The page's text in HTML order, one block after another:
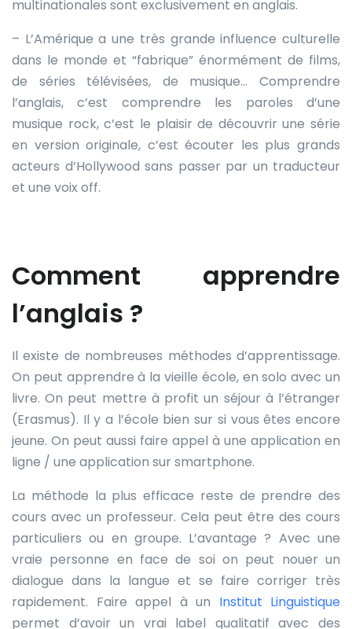
multinationales sont exclusivement en anglais.
– L’Amérique a une très grande influence culturelle
dans le monde et “fabrique” énormément de films,
de séries télévisées, de musique… Comprendre
l’anglais, c’est comprendre les paroles d’une
musique rock, c’est le plaisir de découvrir une série
en version originale, c’est écouter les plus grands
acteurs d’Hollywood sans passer par un traducteur
et une voix off.
Comment apprendre
l’anglais ?
Il existe de nombreuses méthodes d’apprentissage.
On peut apprendre à la vieille école, en solo avec un
livre. On peut mettre à profit un séjour à l’étranger
(Erasmus). Il y a l’école bien sur si vous êtes encore
jeune. On peut aussi faire appel à une application en
ligne / une application sur smartphone.
La méthode la plus efficace reste de prendre des
cours avec un professeur. Cela peut être des cours
particuliers ou en groupe. L’avantage ? Avec une
vraie personne en face de soi on peut nouer un
dialogue dans la langue et se faire corriger très
rapidement. Faire appel à un Institut Linguistique
permet d’avoir un vrai label qualitatif avec des